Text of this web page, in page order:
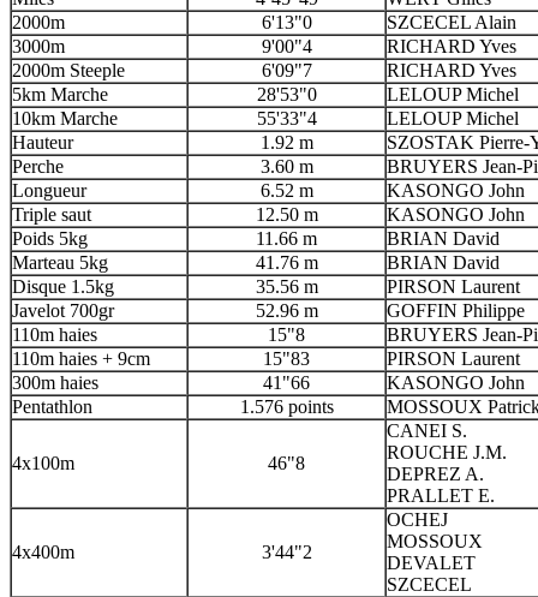
2000m
6'13"0
SZCECEL Alain
3000m
9'00"4
RICHARD Yves
2000m Steeple
6'09"7
RICHARD Yves
5km Marche
28'53"0
LELOUP Michel
10km Marche
55'33"4
LELOUP Michel
Hauteur
1.92 m
SZOSTAK Pierre-
Perche
3.60 m
BRUYERS Jean-
Longueur
6.52 m
KASONGO John
Triple saut
12.50 m
KASONGO John
Poids 5kg
11.66 m
BRIAN David
Marteau 5kg
41.76 m
BRIAN David
Disque 1.5kg
35.56 m
PIRSON Laurent
Javelot 700gr
52.96 m
GOFFIN Philippe
110m haies
15"8
BRUYERS Jean-
110m haies + 9cm
15"83
PIRSON Laurent
300m haies
41"66
KASONGO John
Pentathlon
1.576 points MOSSOUX
4x100m 46"8
CANEI S.
ROUCHE J.M.
DEPREZ A.
PRALLET E.
4x400m 3'44"2
OCHEJ
MOSSOUX
DEVALET
SZCECEL